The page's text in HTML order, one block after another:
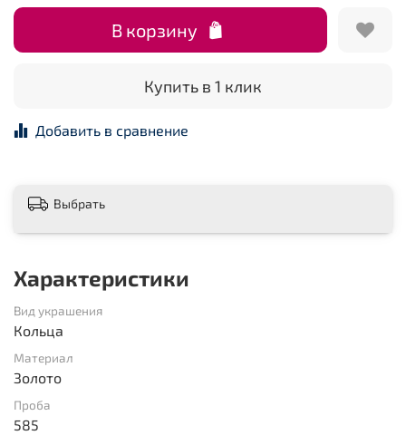
В корзину
Купить в 1 клик
Добавить в сравнение
Выбрать
Характеристики
Вид украшения
Кольца
Материал
Золото
Проба
585